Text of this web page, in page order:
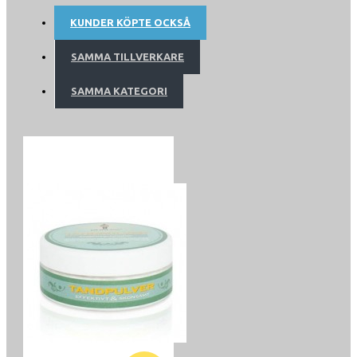
KUNDER KÖPTE OCKSÅ
SAMMA TILLVERKARE
SAMMA KATEGORI